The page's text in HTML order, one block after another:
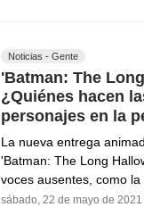
Noticias - Gente
'Batman: The
¿Quiénes hacen
personajes en la
La nueva entrega
'Batman: The Long
voces ausentes, como la
sábado, 22 de mayo de 2021